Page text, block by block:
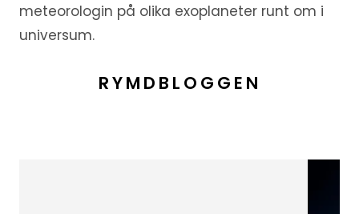
meteorologin på olika exoplaneter runt om i
universum.
RYMDBLOGGEN